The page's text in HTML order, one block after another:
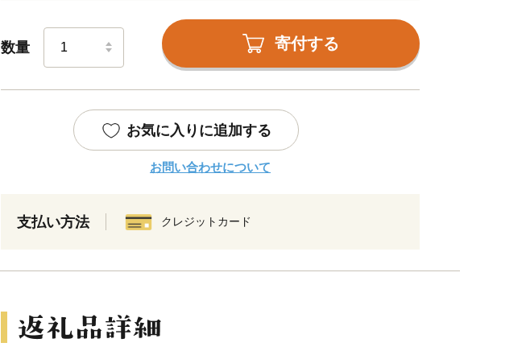
数量 寄付する
お気に入りに追加する
お問い合わせについて
支払い方法 クレジットカード